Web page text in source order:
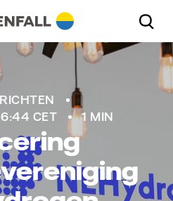
CET
1 MIN